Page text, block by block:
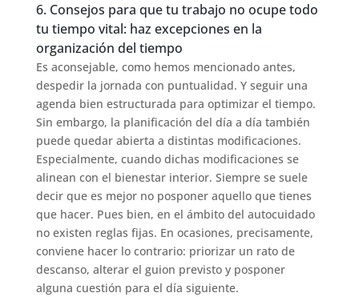
6. Consejos para que tu trabajo no ocupe todo
tu tiempo vital: haz excepciones en la
organización del tiempo
Es aconsejable, como hemos mencionado antes,
despedir la jornada con puntualidad. Y seguir una
agenda bien estructurada para optimizar el tiempo.
Sin embargo, la planificación del día a día también
puede quedar abierta a distintas modificaciones.
Especialmente, cuando dichas modificaciones se
alinean con el bienestar interior. Siempre se suele
decir que es mejor no posponer aquello que tienes
que hacer. Pues bien, en el ámbito del autocuidado
no existen reglas fijas. En ocasiones, precisamente,
conviene hacer lo contrario: priorizar un rato de
descanso, alterar el guion previsto y posponer
alguna cuestión para el día siguiente.